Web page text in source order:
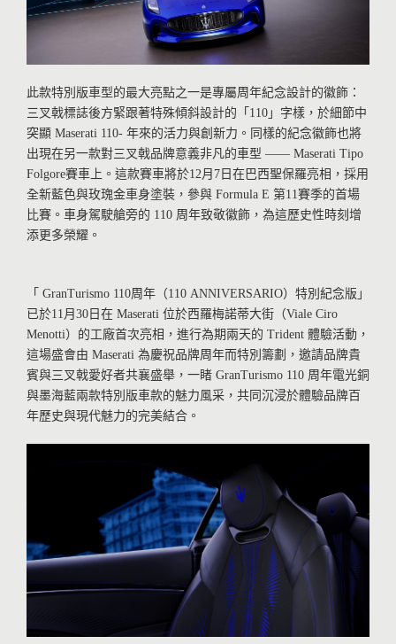
此款特別版車型的最大亮點之一是專屬周年紀念設計的徽飾：
三叉戟標誌後方緊跟著特殊傾斜設計的「110」字樣，於細節中
突顯 Maserati 110- 年來的活力與創新力。同樣的紀念徽飾也將
出現在另一款對三叉戟品牌意義非凡的車型 —— Maserati Tipo
Folgore賽車上。這款賽車將於12月7日在巴西聖保羅亮相，採用
全新藍色與玫瑰金車身塗裝，參與 Formula E 第11賽季的首場
比賽。車身駕駛艙旁的 110 周年致敬徽飾，為這歷史性時刻增
添更多榮耀。
「 GranTurismo 110周年（110 ANNIVERSARIO）特別紀念版」
已於11月30日在 Maserati 位於西羅梅諾蒂大街（Viale Ciro
Menotti）的工廠首次亮相，進行為期兩天的 Trident 體驗活動，
這場盛會由 Maserati 為慶祝品牌周年而特別籌劃，邀請品牌貴
賓與三叉戟愛好者共襄盛舉，一睹 GranTurismo 110 周年電光銅
與墨海藍兩款特別版車款的魅力風采，共同沉浸於體驗品牌百
年歷史與現代魅力的完美結合。